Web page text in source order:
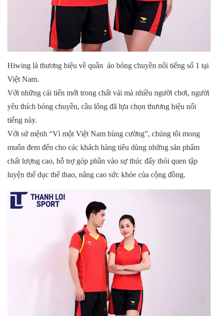
Hiwing là thương hiệu về quần áo bóng chuyền nổi tiếng số 1 tại
Việt Nam.
Với những cải tiến mới trong chất vải mà nhiều người chơi, người
yêu thích bóng chuyền, cầu lông đã lựa chọn thương hiệu nổi
tiếng này.
Với sứ mệnh “Vì một Việt Nam hùng cường”, chúng tôi mong
muốn đem đến cho các khách hàng tiêu dùng những sản phẩm
chất lượng cao, hỗ trợ góp phần vào sự thúc đẩy thói quen tập
luyện thể dục thể thao, nâng cao sức khỏe của cộng đồng.